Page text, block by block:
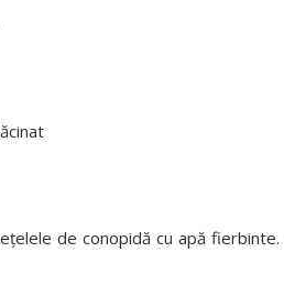
de conopidă cu apă fierbinte.